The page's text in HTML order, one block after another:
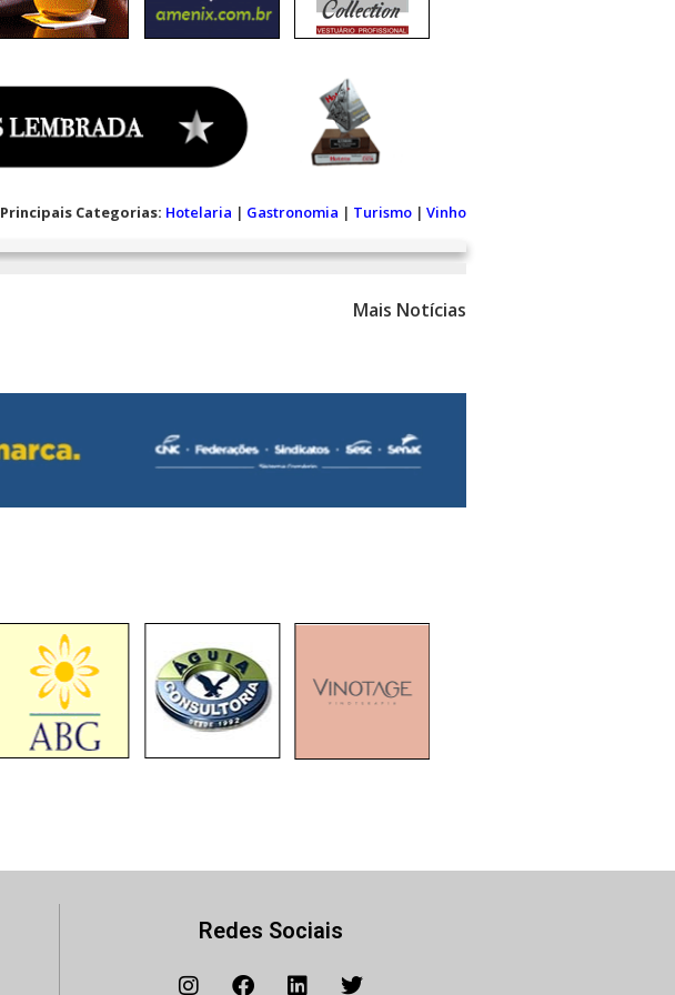
Principais Categorias: Hotelaria | Gastronomia | Turismo | Vinho
Mais Notícias
Redes Sociais